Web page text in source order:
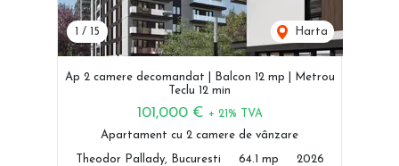
/ 15 Harta
Ap 2 camere decomandat | Balcon 12 mp | Metrou
Teclu 12 min
101,000 € + 21% TVA
Apartament cu 2 camere de vânzare
Theodor Pallady, Bucuresti 64.1 mp 2026